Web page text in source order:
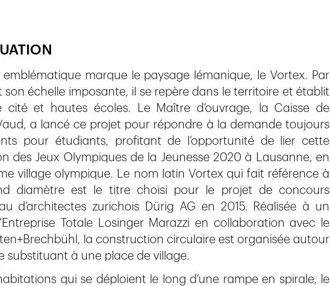
marque le paysage lémanique, le Vortex. Par
échelle imposante, il se repère dans le territoire et établit
cité et hautes écoles. Le Maître d’ouvrage, la Caisse de
a lancé ce projet pour répondre à la demande toujours
pour étudiants, profitant de l’opportunité de lier cette
des Jeux Olympiques de la Jeunesse 2020 à Lausanne, en
village olympique. Le nom latin Vortex qui fait référence à
diamètre est le titre choisi pour le projet de concours
d’architectes zurichois Dürig AG en 2015. Réalisée à un
Totale Losinger Marazzi en collaboration avec le
la construction circulaire est organisée autour
substituant à une place de village.
qui se déploient le long d’une rampe en spirale, le